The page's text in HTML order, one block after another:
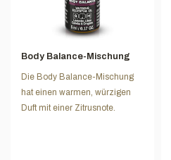
Body Balance-Mischung
Die Body Balance-Mischung
hat einen warmen, würzigen
Duft mit einer Zitrusnote.